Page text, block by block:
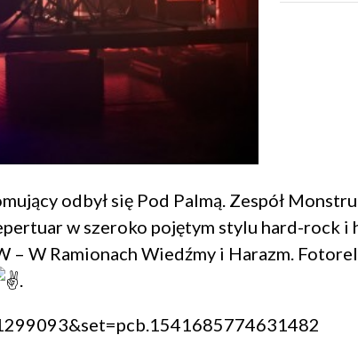
odbył się Pod Palmą. Zespół
w szeroko pojętym stylu hard-rock i
– W Ramionach Wiedźmy i Harazm.
.